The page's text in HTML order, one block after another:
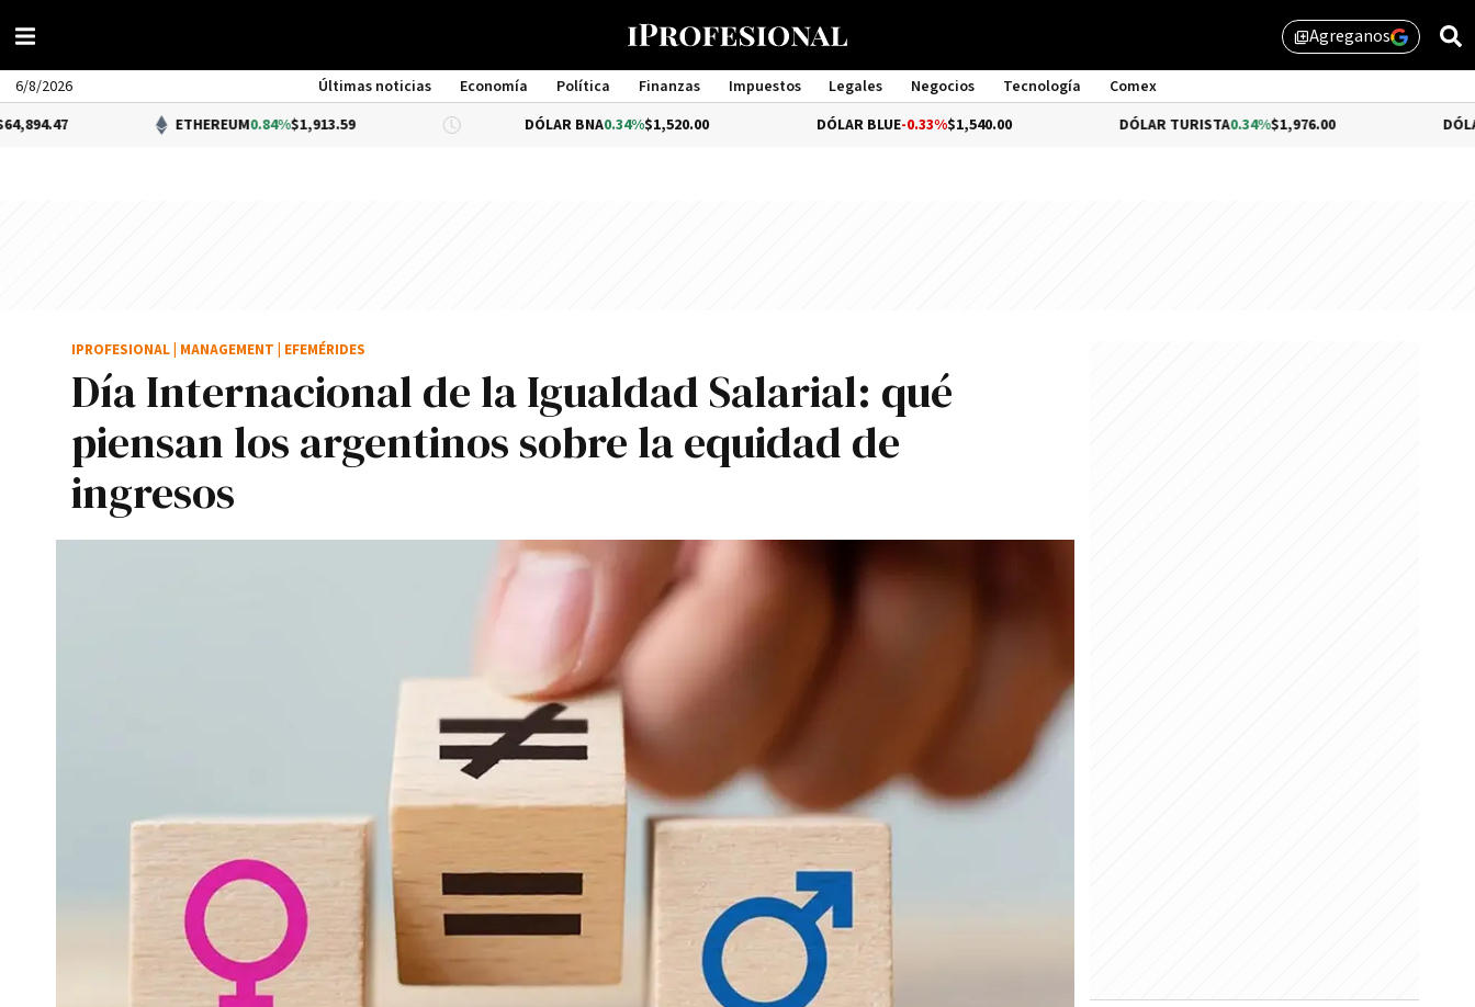
library_addAgreganos
6/8/2026 Últimas noticias Economía Política Finanzas Impuestos Legales Negocios Tecnología
Comex
Management
ETHEREUM 0.84%$1,913.59 DÓLAR BNA0.34%$1,520.00 DÓLAR BLUE-0.33%$1,540.00 DÓLAR TURISTA0.34%$1,976.00 DÓLAR MEP-
Día Internacional de la Igualdad Salarial: qué
piensan los argentinos sobre la equidad de
ingresos
IPROFESIONAL MANAGEMENT EFEMÉRIDES